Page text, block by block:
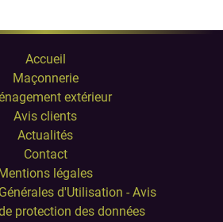
Accueil
Maçonnerie
extérieur
Avis clients
Actualités
Contact
légales
d'Utilisation - Avis
protection des données